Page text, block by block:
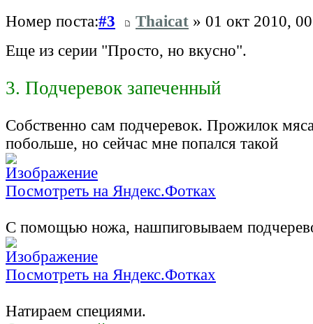
Номер поста:#3 Thaicat » 01 окт 2010,
Еще из серии "Просто, но вкусно".
3. Подчеревок запеченный
Собственно сам подчеревок. Прожилок
побольше, но сейчас мне попался такой
Посмотреть на Яндекс.Фотках
С помощью ножа, нашпиговываем
Посмотреть на Яндекс.Фотках
Натираем специями.